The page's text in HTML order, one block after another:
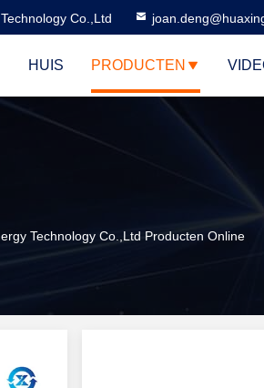
Co.,Ltd
HUIS PRODUCTEN
Technology Co.,Ltd Producten Online